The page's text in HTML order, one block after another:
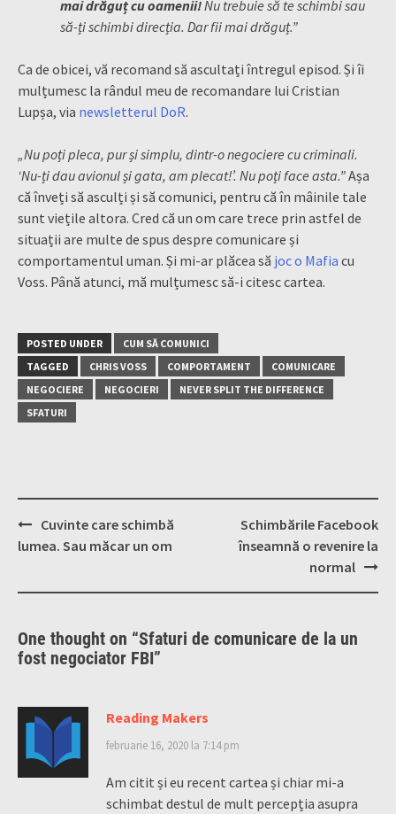
mai drăguț cu oamenii!Nu trebuie să te schimbi sau
să-ți schimbi direcția. Dar fii mai drăguț.”
Ca de obicei, vă recomand să ascultați întregul episod. Și îi
mulțumesc la rândul meu de recomandare lui Cristian
Lupșa, via newsletterul DoR.
„Nu poți pleca, pur și simplu, dintr-o negociere cu criminali.
‘Nu-ți dau avionul și gata, am plecat!’. Nu poți face asta.”Așa
că înveți să asculți și să comunici, pentru că în mâinile tale
sunt viețile altora. Cred că un om care trece prin astfel de
situații are multe de spus despre comunicare și
comportamentul uman. Și mi-ar plăcea să joc o Mafia cu
Voss. Până atunci, mă mulțumesc să-i citesc cartea.
POSTED UNDER
CUM SĂ COMUNICI
TAGGED
CHRIS VOSS COMPORTAMENT
COMUNICARE
NEGOCIERE
NEGOCIERI
NEVER SPLIT THE DIFFERENCE
SFATURI
Post
navigation
Cuvinte care schimbă
lumea. Sau măcar un om
Schimbările Facebook
înseamnă o revenire la
normal
One thought on “Sfaturi de comunicare de la un
fost negociator FBI”
Reading Makers
februarie 16, 2020 la 7:14 pm
Am citit și eu recent cartea și chiar mi-a
schimbat destul de mult percepția asupra